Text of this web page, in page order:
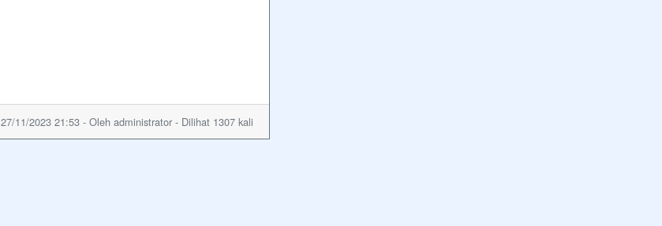
27/11/2023 21:53 - Oleh administrator - Dilihat 1307 kali